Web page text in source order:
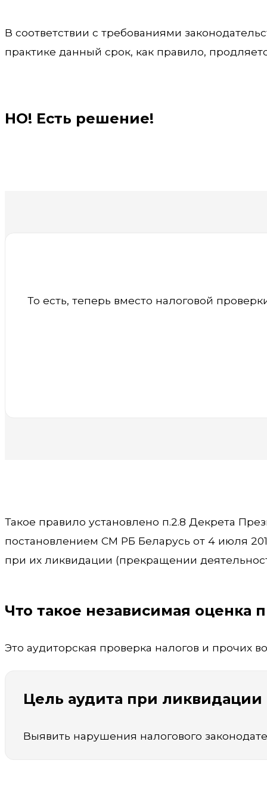
В соответствии с требованиями
практике данный срок, как правило,
НО! Есть решение!
То есть, теперь вместо налоговой
Такое правило установлено п.2.8 Декрета
постановлением СМ РБ Беларусь от 4 июля
при их ликвидации (прекращении
Что такое независимая оценка
Это аудиторская проверка налогов и прочих
Цель аудита при ликвидации
Выявить нарушения налогового